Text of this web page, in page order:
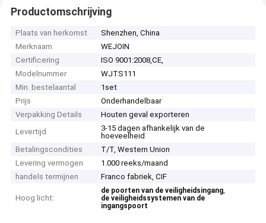
Productomschrijving
Plaats van herkomst
Shenzhen, China
Merknaam
WEJOIN
Certificering
ISO 9001:2008,CE,
Modelnummer
WJTS111
Min. bestelaantal
1set
Prijs
Onderhandelbaar
Verpakking Details
Houten geval exporteren
Levertijd
3-15 dagen afhankelijk van de
hoeveelheid
Betalingscondities
T/T, Western Union
Levering vermogen
1.000 reeks/maand
handels termijnen
Franco fabriek, CIF
Hoog licht:
de poorten van de veiligheidsingang,
de veiligheidssystemen van de
ingangspoort